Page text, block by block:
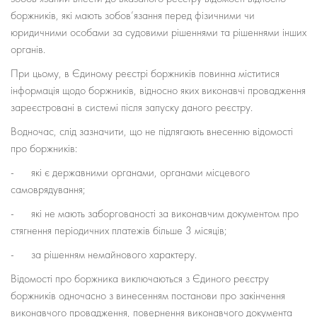
боржників, які мають зобов’язання перед фізичними чи
юридичними особами за судовими рішеннями та рішеннями інших
органів.
При цьому, в Єдиному реєстрі боржників повинна міститися
інформація щодо боржників, відносно яких виконавчі провадження
зареєстровані в системі після запуску даного реєстру.
Водночас, слід зазначити, що не підлягають внесенню відомості
про боржників:
- які є державними органами, органами місцевого
самоврядування;
- які не мають заборгованості за виконавчим документом про
стягнення періодичних платежів більше 3 місяців;
- за рішенням немайнового характеру.
Відомості про боржника виключаються з Єдиного реєстру
боржників одночасно з винесенням постанови про закінчення
виконавчого провадження, повернення виконавчого документа